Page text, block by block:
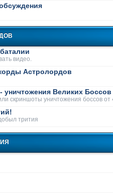
видео.
Астролордов
уничтожения Великих Боссов
скриншоты уничтожения боссов от
трития